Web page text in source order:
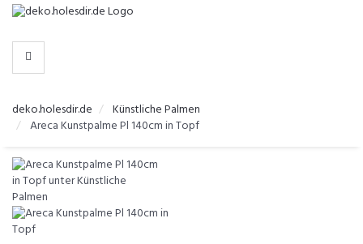
-
KATEGORIEN
deko.holesdir.de
Künstliche Palmen
Areca Kunstpalme Pl 140cm in Topf